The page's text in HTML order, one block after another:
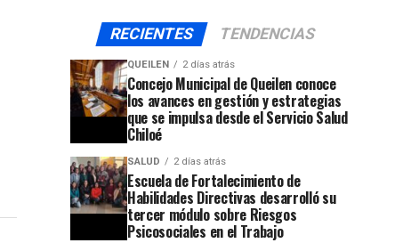
RECIENTES TENDENCIAS
QUEILEN 2 días atrás
Concejo Municipal de Queilen conoce
los avances en gestión y estrategias
que se impulsa desde el Servicio Salud
Chiloé
SALUD 2 días atrás
Escuela de Fortalecimiento de
Habilidades Directivas desarrolló su
tercer módulo sobre Riesgos
Psicosociales en el Trabajo